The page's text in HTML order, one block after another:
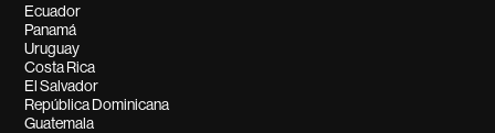
Ecuador
Panamá
Uruguay
Costa Rica
El Salvador
República Dominicana
Guatemala